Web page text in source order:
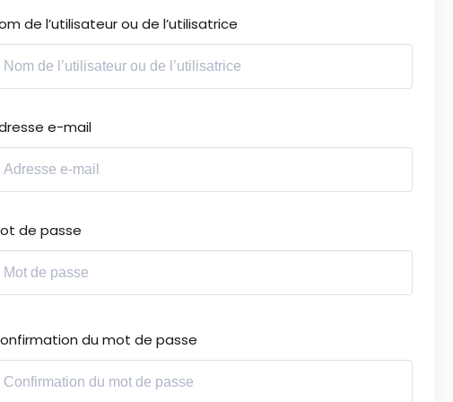
de l’utilisateur ou de l’utilisatrice
e-mail
de passe
du mot de passe
Remember me Lost your password?
Sign up